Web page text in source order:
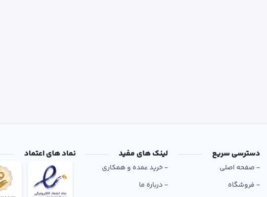
دسترسی سریع
- صفحه اصلی
- فروشگاه
لینک های مفید
- خرید عمده و همکاری
- درباره ما
نماد های اعتماد